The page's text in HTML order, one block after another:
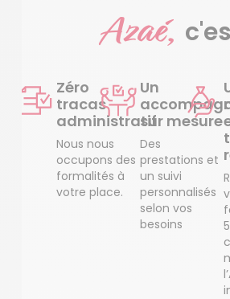
Azaé,
Zéro
tracas
administratif
Nous nous
occupons des
formalités à
votre place.
Un
sur mesure
Des
prestations et
un suivi
personnalisés
selon vos
besoins